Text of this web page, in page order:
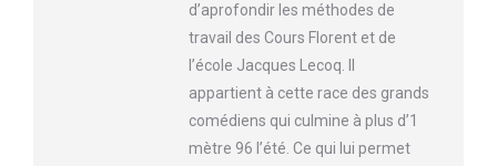
d’aprofondir les méthodes de
travail des Cours Florent et de
l’école Jacques Lecoq. Il
appartient à cette race des grands
comédiens qui culmine à plus d’1
mètre 96 l’été. Ce qui lui permet